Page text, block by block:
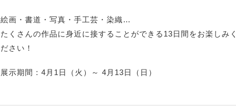
絵画・書道・写真・手工芸・染織…
たくさんの作品に身近に接することができる13日間をお楽しみく
ださい！
展示期間：4月1日（火）～ 4月13日（日）